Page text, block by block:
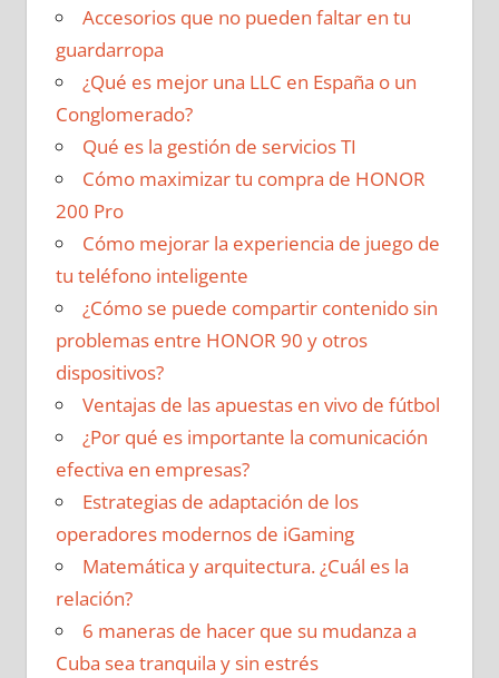
Accesorios que no pueden faltar en tu
guardarropa
¿Qué es mejor una LLC en España o un
Conglomerado?
Qué es la gestión de servicios TI
Cómo maximizar tu compra de HONOR
200 Pro
Cómo mejorar la experiencia de juego de
tu teléfono inteligente
¿Cómo se puede compartir contenido sin
problemas entre HONOR 90 y otros
dispositivos?
Ventajas de las apuestas en vivo de fútbol
¿Por qué es importante la comunicación
efectiva en empresas?
Estrategias de adaptación de los
operadores modernos de iGaming
Matemática y arquitectura. ¿Cuál es la
relación?
6 maneras de hacer que su mudanza a
Cuba sea tranquila y sin estrés